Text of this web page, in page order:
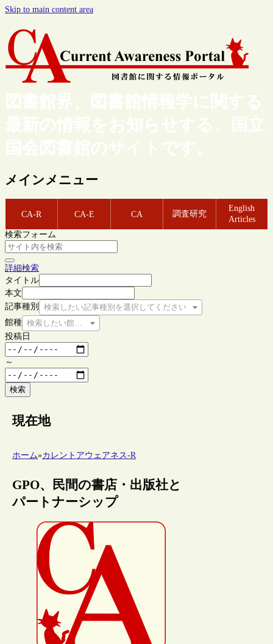
Skip to main content area
図書館界、図書館情報学に関する
最新の情報をお知らせする、国立
国会図書館のサイトです。
メインメニュー
CA-R CA-E CA 調査研究
English
Articles
検索フォーム
詳細検索
タイトル
本文
記事種別
検索したい記事種別を選択してください
館種 検索したい館種を選択してください
投稿日
～
検索
現在地
ホーム»カレントアウェアネス-R
GPO、民間の書店・出版社と
パートナーシップ